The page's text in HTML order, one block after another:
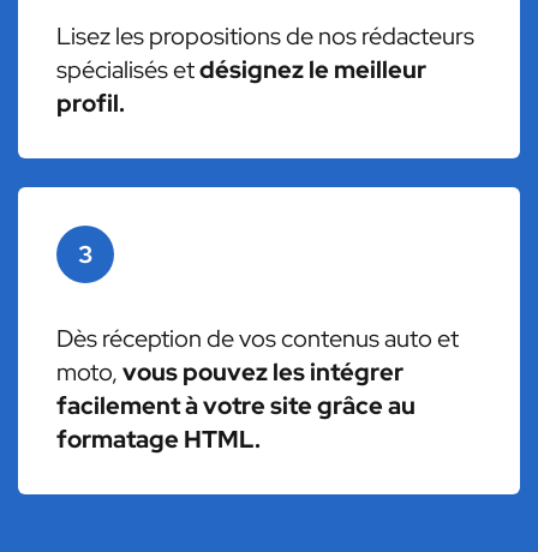
Lisez les propositions de nos rédacteurs
spécialisés etdésignez le meilleur
profil.
3
Dès réception de vos contenus auto et
moto,vous pouvez les intégrer
facilement à votre site grâce au
formatage HTML.